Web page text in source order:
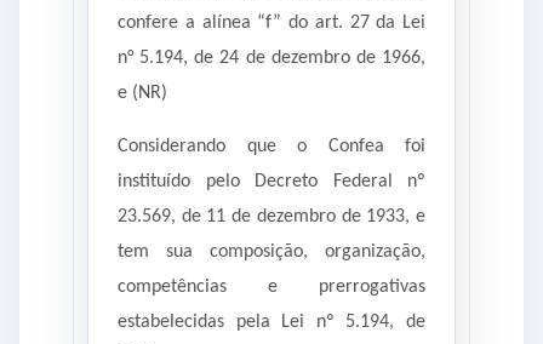
confere a alínea “f” do art. 27 da Lei
n° 5.194, de 24 de dezembro de 1966,
e (NR)
Considerando que o Confea foi
instituído pelo Decreto Federal nº
23.569, de 11 de dezembro de 1933, e
tem sua composição, organização,
competências e prerrogativas
estabelecidas pela Lei nº 5.194, de